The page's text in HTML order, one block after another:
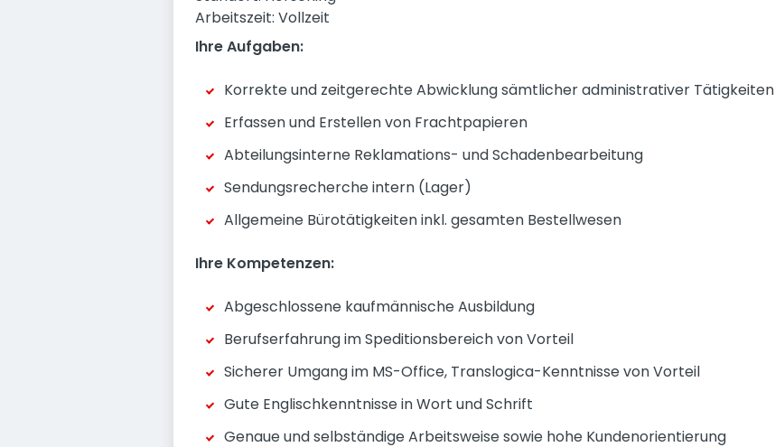
Arbeitszeit: Vollzeit
Ihre Aufgaben:
Korrekte und zeitgerechte Abwicklung sämtlicher administrativer Tätigkeiten
Erfassen und Erstellen von Frachtpapieren
Abteilungsinterne Reklamations- und Schadenbearbeitung
Sendungsrecherche intern (Lager)
Allgemeine Bürotätigkeiten inkl. gesamten Bestellwesen
Ihre Kompetenzen:
Abgeschlossene kaufmännische Ausbildung
Berufserfahrung im Speditionsbereich von Vorteil
Sicherer Umgang im MS-Office, Translogica-Kenntnisse von Vorteil
Gute Englischkenntnisse in Wort und Schrift
Genaue und selbständige Arbeitsweise sowie hohe Kundenorientierung